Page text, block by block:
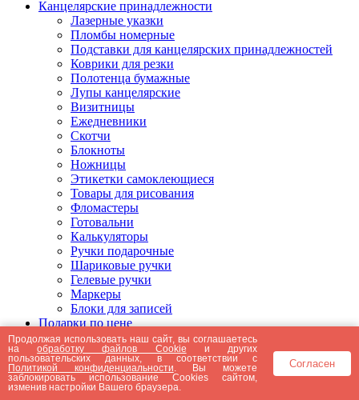
Канцелярские принадлежности
Лазерные указки
Пломбы номерные
Подставки для канцелярских принадлежностей
Коврики для резки
Полотенца бумажные
Лупы канцелярские
Визитницы
Ежедневники
Скотчи
Блокноты
Ножницы
Этикетки самоклеющиеся
Товары для рисования
Фломастеры
Готовальни
Калькуляторы
Ручки подарочные
Шариковые ручки
Гелевые ручки
Маркеры
Блоки для записей
Подарки по цене
Подарки от 5000 рублей
Подарки до 5000 рублей
Подарки до 3000 рублей
Подарки до 2000 рублей
Подарки до 1000 рублей
Продолжая использовать наш сайт, вы соглашаетесь
наобработку файлов Cookie и других
пользовательских данных, в соответствии с
Политикой конфиденциальности . Вы можете
заблокировать использование Cookies сайтом,
изменив настройки Вашего браузера.
Согласен